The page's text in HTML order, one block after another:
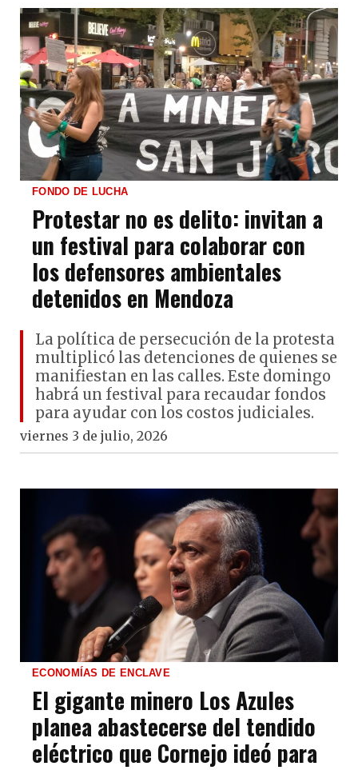
FONDO DE LUCHA
Protestar no es delito: invitan a
un festival para colaborar con
los defensores ambientales
detenidos en Mendoza
La política de persecución de la protesta
multiplicó las detenciones de quienes se
manifiestan en las calles. Este domingo
habrá un festival para recaudar fondos
para ayudar con los costos judiciales.
viernes 3 de julio, 2026
ECONOMÍAS DE ENCLAVE
El gigante minero Los Azules
planea abastecerse del tendido
eléctrico que Cornejo ideó para